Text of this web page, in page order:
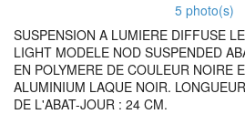
5 photo(s)
SUSPENSION A LUMIERE DIFFUSE
LIGHT MODELE NOD SUSPENDED
EN POLYMERE DE COULEUR NOIRE
ALUMINIUM LAQUE NOIR.
DE L'ABAT-JOUR : 24 CM.